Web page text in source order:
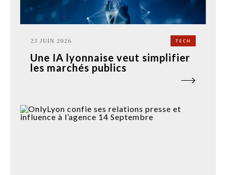
23 JUIN 2026 TECH
Une IA lyonnaise veut simplifier
les marchés publics